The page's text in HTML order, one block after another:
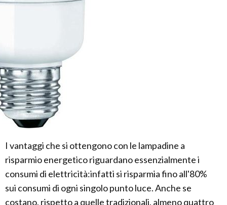
I vantaggi che si ottengono con le lampadine a
risparmio energetico riguardano essenzialmente i
consumi di elettricità:infatti si risparmia fino all'80%
sui consumi di ogni singolo punto luce. Anche se
costano, rispetto a quelle tradizionali, almeno quattro